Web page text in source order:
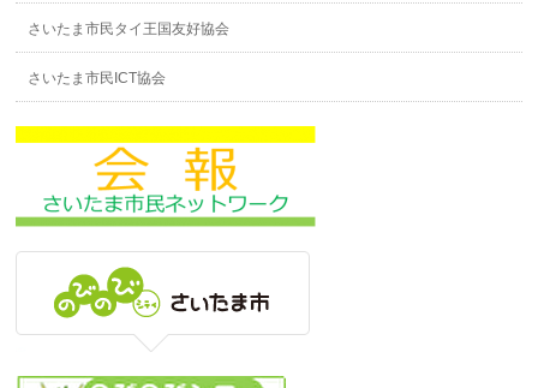
さいたま市民タイ王国友好協会
さいたま市民ICT協会